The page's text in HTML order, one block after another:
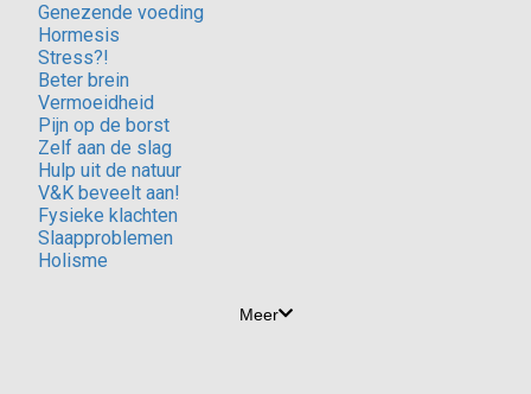
Genezende voeding
Hormesis
Stress?!
Beter brein
Vermoeidheid
Pijn op de borst
Zelf aan de slag
Hulp uit de natuur
V&K beveelt aan!
Fysieke klachten
Slaapproblemen
Holisme
Meer